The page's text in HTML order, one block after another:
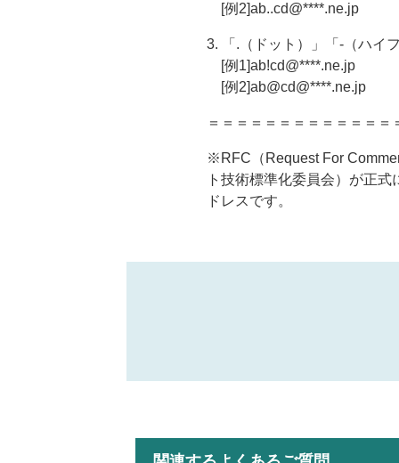
[例2]ab..cd@****.ne.jp
3. 「.（ドット）」「-（ハイ
[例1]ab!cd@****.ne.jp
[例2]ab@cd@****.ne.jp
＝＝＝＝＝＝＝＝＝＝＝＝＝
※RFC（Request For
ト技術標準化委員会）が正
ドレスです。